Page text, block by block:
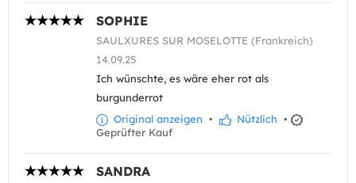
SOPHIE
SAULXURES SUR MOSELOTTE (Frankreich)
14.09.25
Ich wünschte, es wäre eher rot als
burgunderrot
Original anzeigen • Nützlich •
Geprüfter Kauf
SANDRA